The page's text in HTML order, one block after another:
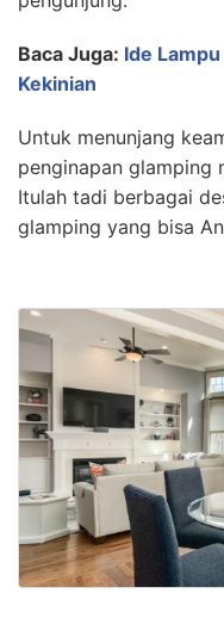
Baca Juga: Ide
Kekinian
Untuk menunjang
penginapan glamping
Itulah tadi berbagai
glamping yang bisa